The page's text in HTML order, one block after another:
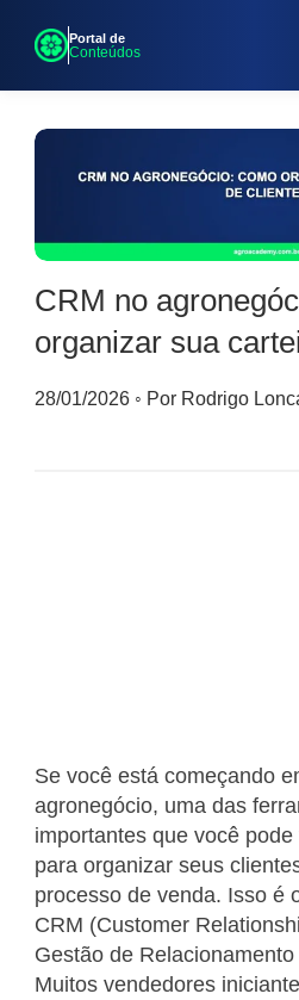
Portal de
Conteúdos
CRM no
organizar sua
28/01/2026 ◦ Por Rodrigo
Se você está começando
agronegócio, uma das
importantes que você
para organizar seus
processo de venda. Isso é
CRM (Customer
Gestão de
Muitos vendedores